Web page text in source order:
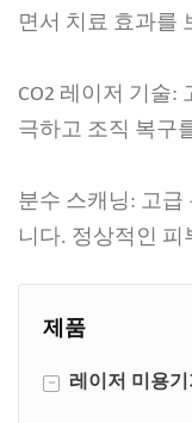
면서 치료 효과를
CO2 레이저 기술:
극하고 조직 복구
분수 스캐닝: 고급
니다. 정상적인
제품
- 레이저 미용기